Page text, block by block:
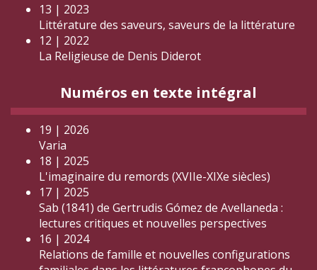
13 | 2023
Littérature des saveurs, saveurs de la littérature
12 | 2022
La Religieuse de Denis Diderot
Numéros en texte intégral
19 | 2026
Varia
18 | 2025
L'imaginaire du remords (XVIIe-XIXe siècles)
17 | 2025
Sab (1841) de Gertrudis Gómez de Avellaneda :
lectures critiques et nouvelles perspectives
16 | 2024
Relations de famille et nouvelles configurations